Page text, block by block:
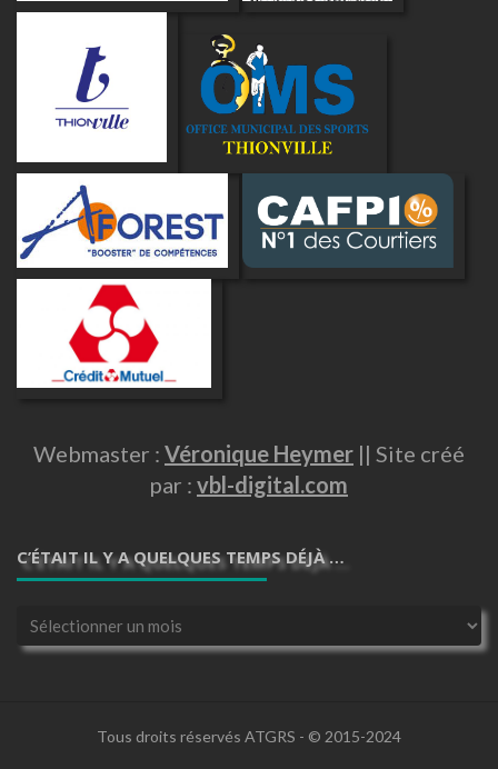
Webmaster : Véronique Heymer || Site créé
par : vbl-digital.com
C’ÉTAIT IL Y A QUELQUES TEMPS DÉJÀ …
Tous droits réservés ATGRS - © 2015-2024